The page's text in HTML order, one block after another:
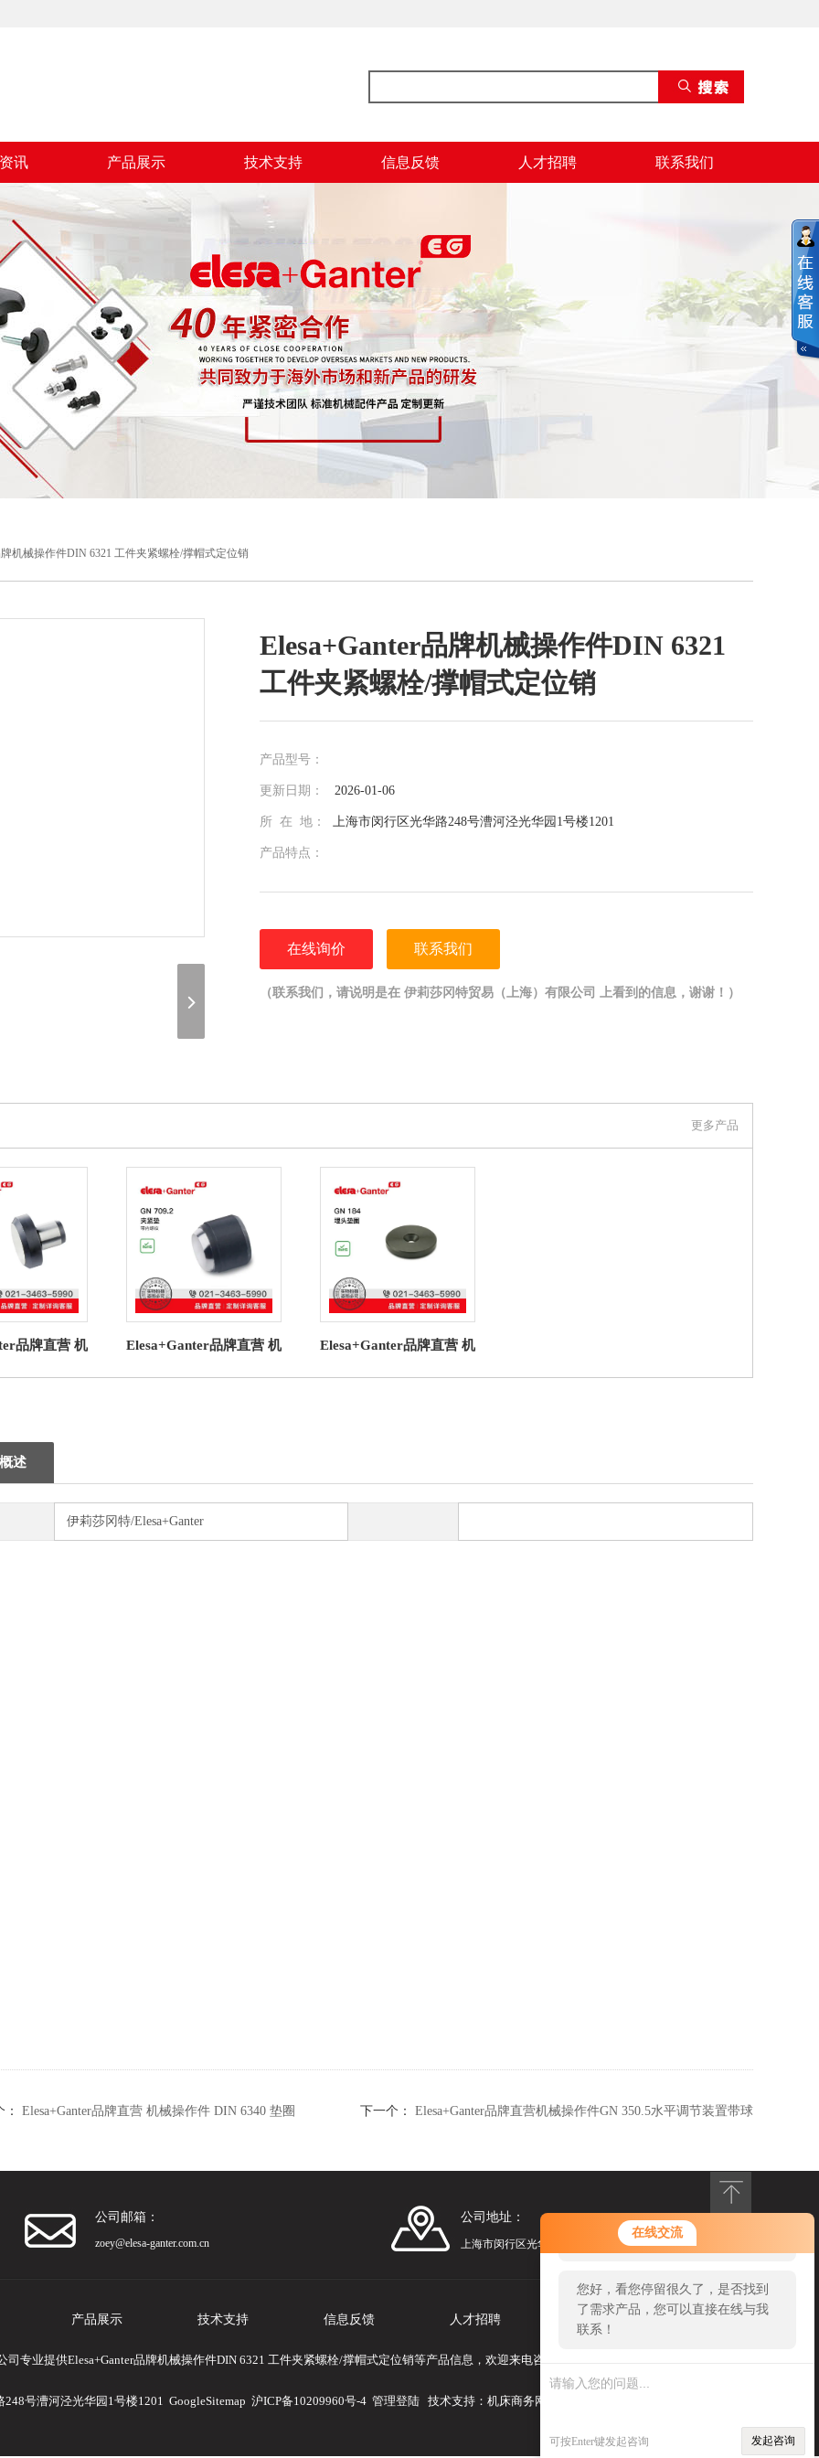
在线交流
您好！欢迎前来咨询，很高兴为您
服务，请问您要咨询什么问题呢？
您好，看您停留很久了，是否找到
了需求产品，您可以直接在线与我
联系！
可按Enter键发起咨询 发起咨询
讯 产品展示 技术支持 信息反馈 人才招聘 联系我们
牌机械操作件DIN 6321 工件夹紧螺栓/撑帽式定位销
Elesa+Ganter品牌机械操作件DIN 6321
工件夹紧螺栓/撑帽式定位销
产品型号：
更新日期： 2026-01-06
所 在 地： 上海市闵行区光华路248号漕河泾光华园1号楼1201
产品特点：
在线询价 联系我们
（联系我们，请说明是在 伊莉莎冈特贸易（上海）有限公司 上看到的信息，谢谢！）
更多产品
品牌直营 机
位销
Elesa+Ganter品牌直营 机
垫 带内螺纹
Elesa+Ganter品牌直营 机
圈
述
伊莉莎冈特/Elesa+Ganter
Elesa+Ganter品牌直营 机械操作件 DIN 6340 垫圈 下一个：
Elesa+Ganter品牌直营机械操作件GN 350.5水平调节装置带球
公司邮箱：
zoey@elesa-ganter.com.cn
公司地址：
上海市闵行区光华路248号漕河泾光华园1号楼1201
产品展示 技术支持 信息反馈 人才招聘 联系我们
专业提供Elesa+Ganter品牌机械操作件DIN 6321 工件夹紧螺栓/撑帽式定位销等产品信息，欢迎来电咨询！
号漕河泾光华园1号楼1201 GoogleSitemap 沪ICP备10209960号-4 管理登陆 技术支持： 机床商务网